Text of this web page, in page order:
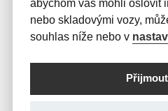
abychom vás mohli oslovit
nebo skladovými vozy,
souhlas níže nebo v